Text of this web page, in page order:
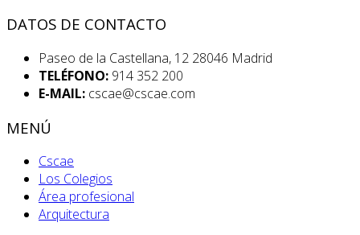
DATOS DE CONTACTO
Paseo de la Castellana, 12 28046 Madrid
TELÉFONO: 914 352 200
E-MAIL: cscae@cscae.com
MENÚ
Cscae
Los Colegios
Área profesional
Arquitectura